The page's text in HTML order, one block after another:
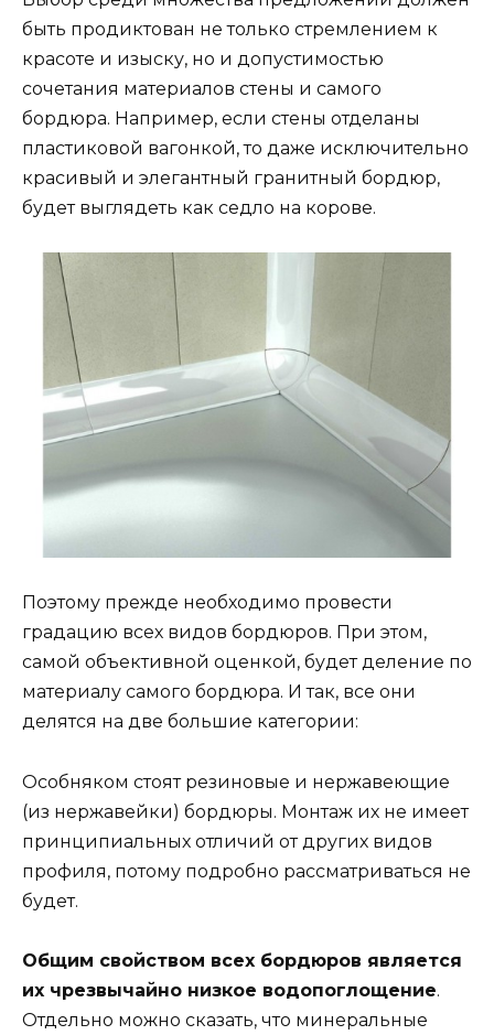
быть продиктован не только стремлением к
красоте и изыску, но и допустимостью
сочетания материалов стены и самого
бордюра. Например, если стены отделаны
пластиковой вагонкой, то даже исключительно
красивый и элегантный гранитный бордюр,
будет выглядеть как седло на корове.
Поэтому прежде необходимо провести
градацию всех видов бордюров. При этом,
самой объективной оценкой, будет деление по
материалу самого бордюра. И так, все они
делятся на две большие категории:
Особняком стоят резиновые и нержавеющие
(из нержавейки) бордюры. Монтаж их не имеет
принципиальных отличий от других видов
профиля, потому подробно рассматриваться не
будет.
Общим свойством всех бордюров является
их чрезвычайно низкое водопоглощение.
Отдельно можно сказать, что минеральные